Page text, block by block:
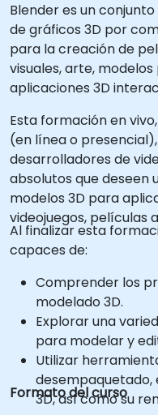
Blender es un
de gráficos 3D por
para la creación de
visuales, arte,
aplicaciones 3D
Esta formación en
(en línea o
desarrolladores de
absolutos que deseen
modelos 3D para
videojuegos, películas
Al finalizar esta
capaces de:
Comprender los
modelado 3D.
Explorar una
para modelar y
Utilizar
desempaquetado,
3D, así como su
Formato del curso